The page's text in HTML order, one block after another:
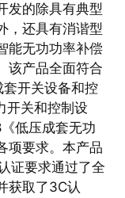
发的除具有典型
，还具有消谐型
能无功功率补偿
该产品全面符合
开关设备和控
开关和控制设
低压成套无功
项要求。本产品
证要求通过了全
获取了3C认